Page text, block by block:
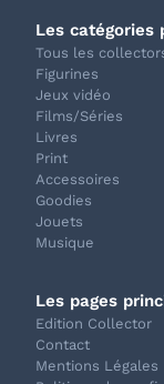
Les catégories
Tous les
Figurines
Jeux vidéo
Films/Séries
Livres
Print
Accessoires
Goodies
Jouets
Musique
Les pages
Edition Collector
Contact
Mentions Légales